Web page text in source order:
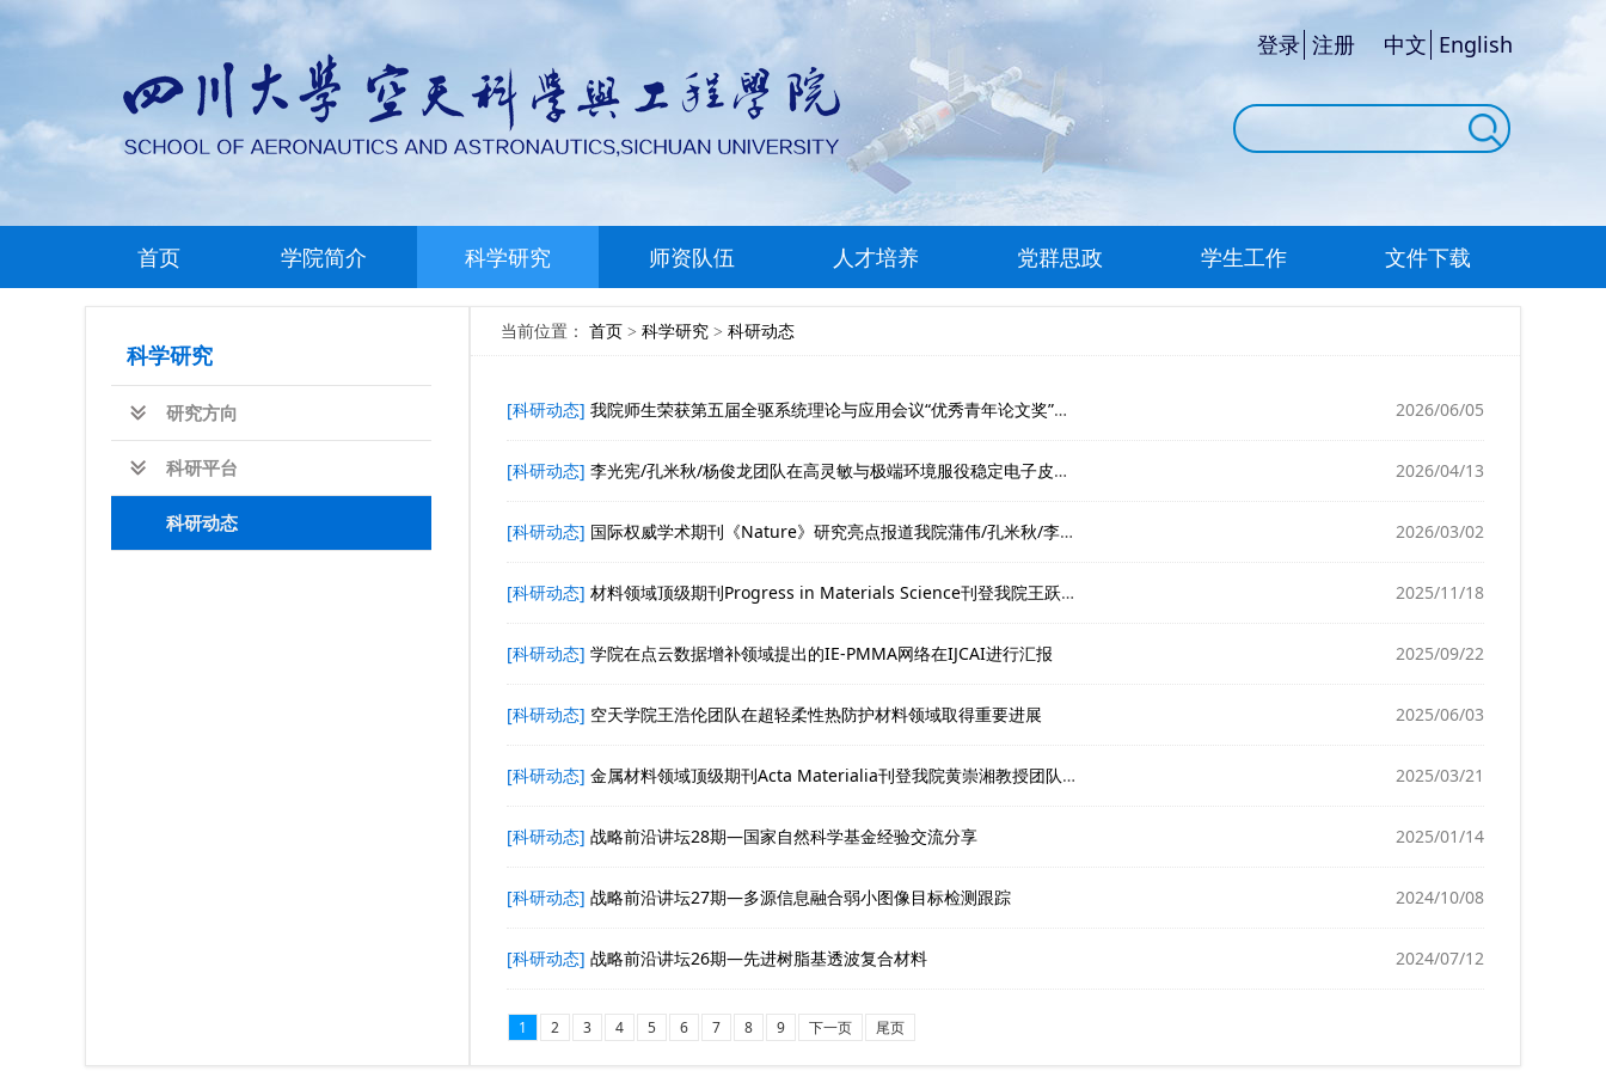
登录 注册 中文 English
首页 学院简介 科学研究 师资队伍 人才培养 党群思政 学生工作 文件下载
科学研究
研究方向
科研平台
科研动态
当前位置： 首页 > 科学研究 > 科研动态
[科研动态] 我院师生荣获第五届全驱系统理论与应用会议“优秀青年论文奖”和“最佳学生论文奖” 2026/06/05
[科研动态] 李光宪/孔米秋/杨俊龙团队在高灵敏与极端环境服役稳定电子皮肤传感器方面取得重要进展 2026/04/13
[科研动态] 国际权威学术期刊《Nature》研究亮点报道我院蒲伟/孔米秋/李光宪教授团队关于超强可逆仿生粘合剂重要进展 2026/03/02
[科研动态] 材料领域顶级期刊Progress in Materials Science刊登我院王跃毅副研究员论文 2025/11/18
[科研动态] 学院在点云数据增补领域提出的IE-PMMA网络在IJCAI进行汇报 2025/09/22
[科研动态] 空天学院王浩伦团队在超轻柔性热防护材料领域取得重要进展 2025/06/03
[科研动态] 金属材料领域顶级期刊Acta Materialia刊登我院黄崇湘教授团队研究进展 2025/03/21
[科研动态] 战略前沿讲坛28期—国家自然科学基金经验交流分享 2025/01/14
[科研动态] 战略前沿讲坛27期—多源信息融合弱小图像目标检测跟踪 2024/10/08
[科研动态] 战略前沿讲坛26期—先进树脂基透波复合材料 2024/07/12
1 2 3 4 5 6 7 8 9 下一页 尾页